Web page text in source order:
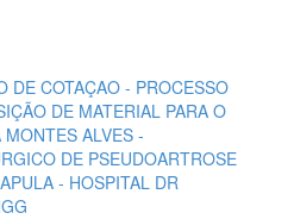
DE COTAÇAO - PROCESSO
DE MATERIAL PARA O
ALVES -
DE PSEUDOARTROSE
- HOSPITAL DR